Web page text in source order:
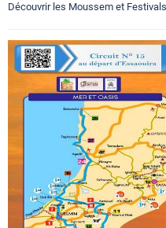
Découvrir les Moussem et